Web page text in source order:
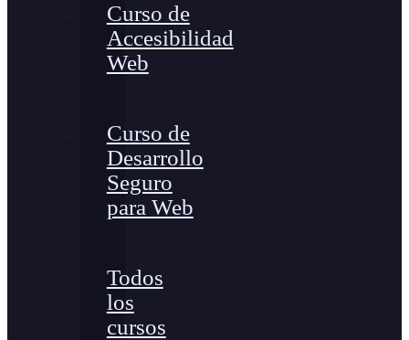
Curso de
Accesibilidad
Web
Curso de
Desarrollo
Seguro
para Web
Todos
los
cursos